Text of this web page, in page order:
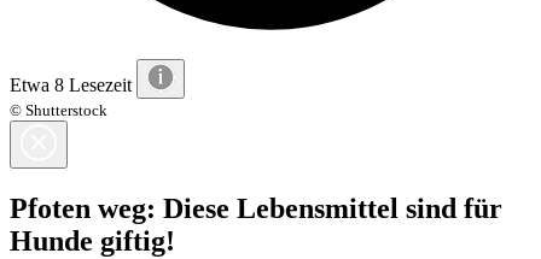
Etwa 8 Lesezeit
© Shutterstock
Pfoten weg: Diese Lebensmittel sind für
Hunde giftig!